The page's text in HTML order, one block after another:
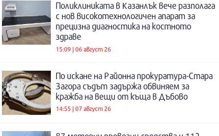
Поликлиниката в Казанлък вече разполага
с нов високотехнологичен апарат за
прецизна диагностика на костното
здраве
15:09 | 06 август 26
По искане на Районна прокуратура-Стара
Загора съдът задържа обвиняем за
кражба на вещи от къща в Дъбово
14:55 | 07 август 26